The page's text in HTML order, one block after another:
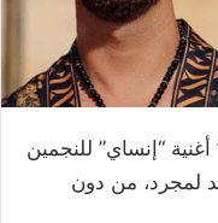
“إنساي” للنجمين
لمجرد، من دون